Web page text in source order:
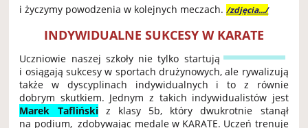
i życzymy powodzenia w kolejnych meczach./zdjęcia.../
INDYWIDUALNE SUKCESY W KARATE
Uczniowie naszej szkoły nie tylko startują
i osiągają sukcesy w sportach drużynowych, ale rywalizują
także w dyscyplinach indywidualnych i to z równie
dobrym skutkiem. Jednym z takich indywidualistów jest
Marek Taflińskiz klasy 5b, który dwukrotnie stanął
na podium, zdobywając medale w KARATE. Uczeń trenuje